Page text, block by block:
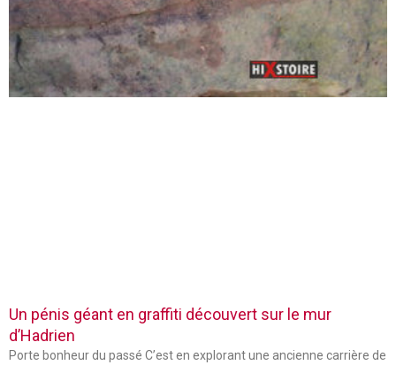
Un pénis géant en graffiti découvert sur le mur
d’Hadrien
Porte bonheur du passé C’est en explorant une ancienne carrière de